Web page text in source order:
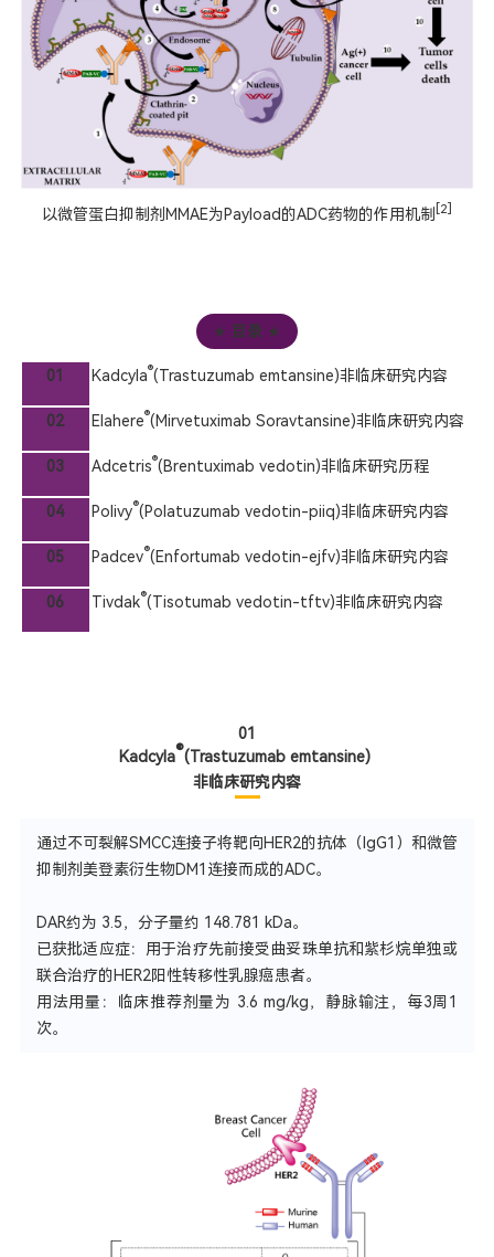
以微管蛋白抑制剂MMAE为Payload的ADC药物的作用机制 [2]
★ 目录 ★
01 Kadcyla®(Trastuzumab emtansine)非临床研究内容
02 Elahere®(Mirvetuximab Soravtansine)非临床研究内容
03 Adcetris®(Brentuximab vedotin)非临床研究历程
04 Polivy®(Polatuzumab vedotin-piiq)非临床研究内容
05 Padcev®(Enfortumab vedotin-ejfv)非临床研究内容
06 Tivdak®(Tisotumab vedotin-tftv)非临床研究内容
01
Kadcyla®(Trastuzumab emtansine)
非临床研究内容
通过不可裂解SMCC连接子将靶向HER2的抗体（IgG1）和微管
抑制剂美登素衍生物DM1连接而成的ADC。
DAR约为 3.5，分子量约 148.781 kDa。
已获批适应症：用于治疗先前接受曲妥珠单抗和紫杉烷单独或
联合治疗的HER2阳性转移性乳腺癌患者。
用法用量：临床推荐剂量为 3.6 mg/kg，静脉输注，每3周1
次。